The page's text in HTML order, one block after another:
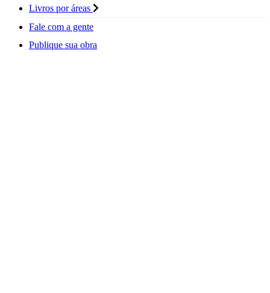
Livros por áreas
Fale com a gente
Publique sua obra